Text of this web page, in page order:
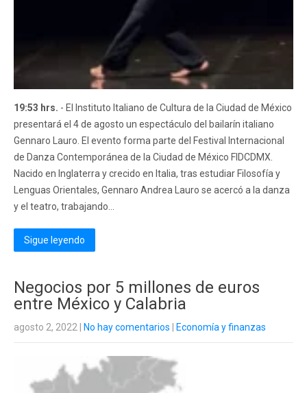
19:53 hrs. - El Instituto Italiano de Cultura de la Ciudad de México
presentará el 4 de agosto un espectáculo del bailarín italiano
Gennaro Lauro. El evento forma parte del Festival Internacional
de Danza Contemporánea de la Ciudad de México FIDCDMX.
Nacido en Inglaterra y crecido en Italia, tras estudiar Filosofía y
Lenguas Orientales, Gennaro Andrea Lauro se acercó a la danza
y el teatro, trabajando...
Sigue leyendo
Negocios por 5 millones de euros
entre México y Calabria
agosto 2, 2022 No hay comentarios Economía y finanzas